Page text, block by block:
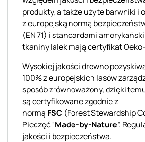
produkty, a także użyte barwniki i
z europejską normą
(EN 71) i standardami
tkaniny lalek mają certyfikatOeko
Wysokiej jakości drewno
100% z europejskich lasów
sposób zrównoważony, dzięki
sącertyfikowane zgodnie z
normą FSC (ForestStewardship
Pieczęć "Made-by-Nature”.
jakości i bezpieczeństwa.